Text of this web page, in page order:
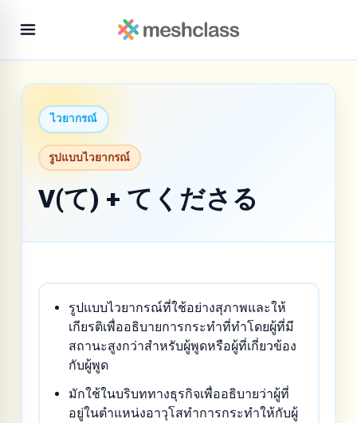
ไวยากรณ์
รูปแบบไวยากรณ์
V(て) + てくださる
รูปแบบไวยากรณ์ที่ใช้อย่างสุภาพและให้
เกียรติเพื่ออธิบายการกระทำที่ทำโดยผู้ที่มี
สถานะสูงกว่าสำหรับผู้พูดหรือผู้ที่เกี่ยวข้อง
กับผู้พูด
มักใช้ในบริบททางธุรกิจเพื่ออธิบายว่าผู้ที่
อยู่ในตำแหน่งอาวุโสทำการกระทำให้กับผู้